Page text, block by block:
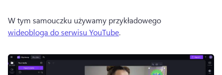
W tym samouczku używamy przykładowego
wideobloga do serwisu YouTube.